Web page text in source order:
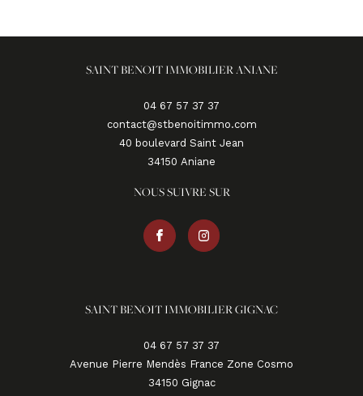
SAINT BENOIT IMMOBILIER ANIANE
04 67 57 37 37
contact@stbenoitimmo.com
40 boulevard Saint Jean
34150
aniane
NOUS SUIVRE SUR
SAINT BENOIT IMMOBILIER GIGNAC
04 67 57 37 37
Avenue Pierre Mendès France Zone Cosmo
34150
gignac